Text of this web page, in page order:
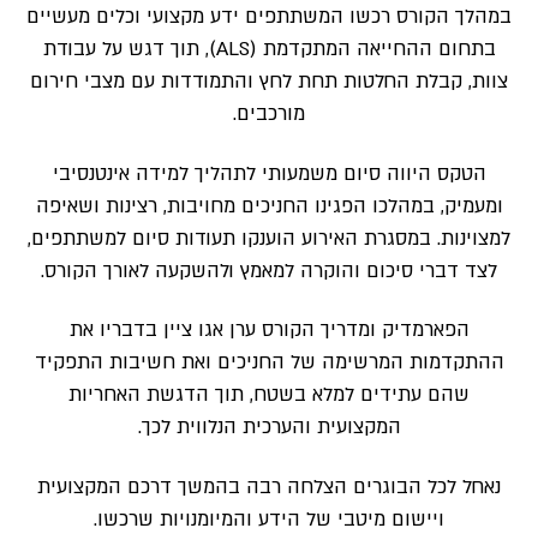
במהלך הקורס רכשו המשתתפים ידע מקצועי וכלים מעשיים
בתחום ההחייאה המתקדמת (ALS), תוך דגש על עבודת
צוות, קבלת החלטות תחת לחץ והתמודדות עם מצבי חירום
מורכבים.
הטקס היווה סיום משמעותי לתהליך למידה אינטנסיבי
ומעמיק, במהלכו הפגינו החניכים מחויבות, רצינות ושאיפה
למצוינות. במסגרת האירוע הוענקו תעודות סיום למשתתפים,
לצד דברי סיכום והוקרה למאמץ ולהשקעה לאורך הקורס.
הפארמדיק ומדריך הקורס ערן אגו ציין בדבריו את
ההתקדמות המרשימה של החניכים ואת חשיבות התפקיד
שהם עתידים למלא בשטח, תוך הדגשת האחריות
המקצועית והערכית הנלווית לכך.
נאחל לכל הבוגרים הצלחה רבה בהמשך דרכם המקצועית
ויישום מיטבי של הידע והמיומנויות שרכשו.